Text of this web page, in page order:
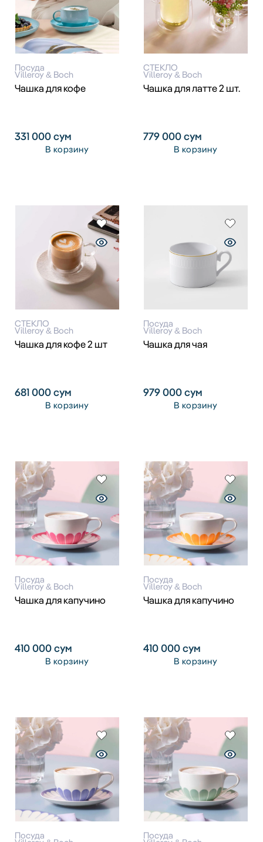
Посуда
Villeroy & Boch
Чашка для кофе
331 000сум
В корзину
СТЕКЛО
Villeroy & Boch
Чашка для латте 2 шт.
779 000сум
В корзину
СТЕКЛО
Villeroy & Boch
Чашка для кофе 2 шт
681 000сум
В корзину
Посуда
Villeroy & Boch
Чашка для чая
979 000сум
В корзину
Посуда
Villeroy & Boch
Чашка для капучино
410 000сум
В корзину
Посуда
Villeroy & Boch
Чашка для капучино
410 000сум
В корзину
Посуда Посуда